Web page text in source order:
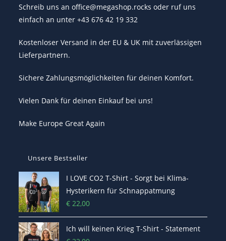
Schreib uns an office@megashop.rocks oder ruf uns
einfach an unter +43 676 42 19 332
Kostenloser Versand in der EU & UK mit zuverlässigen
Lieferpartnern.
Sichere Zahlungsmöglichkeiten für deinen Komfort.
Vielen Dank für deinen Einkauf bei uns!
Make Europe Great Again
Unsere Bestseller
I LOVE CO2 T-Shirt - Sorgt bei Klima-
Hysterikern für Schnappatmung
€ 22,00
Ich will keinen Krieg T-Shirt - Statement